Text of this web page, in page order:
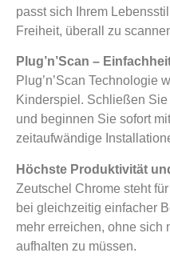
passt sich Ihrem
Freiheit, überall zu
Plug’n’Scan –
Plug’n’Scan Technologie
Kinderspiel. Schließen
und beginnen Sie sofort
zeitaufwändige
Höchste Produktivität
Zeutschel Chrome steht
bei gleichzeitig einfacher
mehr erreichen, ohne sich
aufhalten zu müssen.